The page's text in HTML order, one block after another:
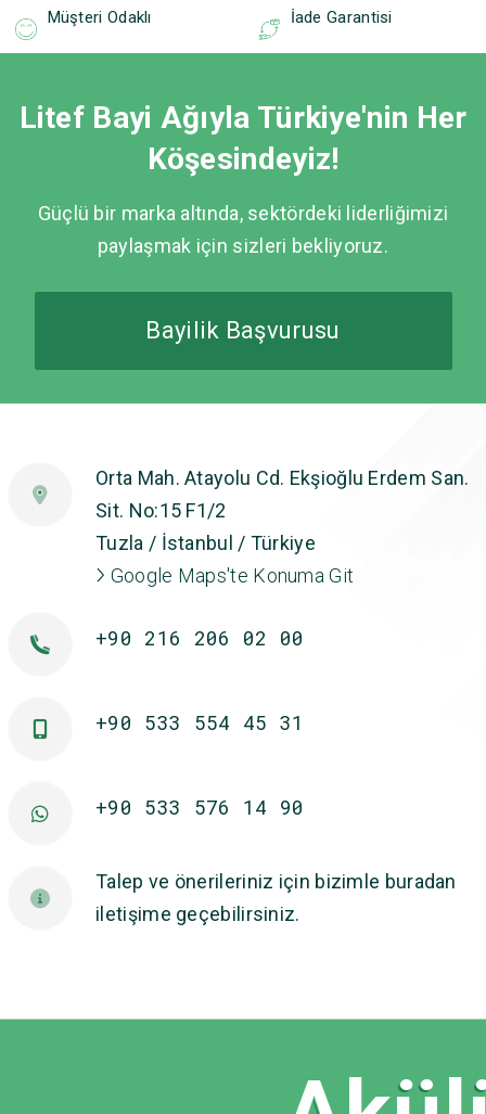
Müşteri Odaklı İade Garantisi
Litef Bayi Ağıyla Türkiye'nin Her
Köşesindeyiz!
Güçlü bir marka altında, sektördeki liderliğimizi
paylaşmak için sizleri bekliyoruz.
Bayilik Başvurusu
Orta Mah. Atayolu Cd. Ekşioğlu Erdem San.
Sit. No:15 F1/2
Tuzla / İstanbul / Türkiye
Google Maps'te Konuma Git
+90 216 206 02 00
+90 533 554 45 31
+90 533 576 14 90
Talep ve önerileriniz için bizimle buradan
iletişime geçebilirsiniz.